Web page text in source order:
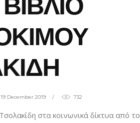
19 December 2019 732
στα κοινωνικά δίκτυα από το